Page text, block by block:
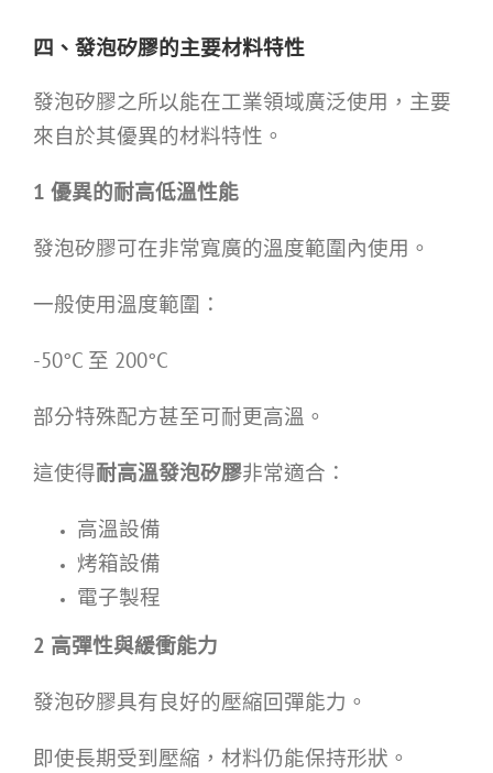
四、發泡矽膠的主要材料特性
發泡矽膠之所以能在工業領域廣泛使用，主要
來自於其優異的材料特性。
1 優異的耐高低溫性能
發泡矽膠可在非常寬廣的溫度範圍內使用。
一般使用溫度範圍：
-50°C 至 200°C
部分特殊配方甚至可耐更高溫。
這使得耐高溫發泡矽膠非常適合：
高溫設備
烤箱設備
電子製程
2 高彈性與緩衝能力
發泡矽膠具有良好的壓縮回彈能力。
即使長期受到壓縮，材料仍能保持形狀。